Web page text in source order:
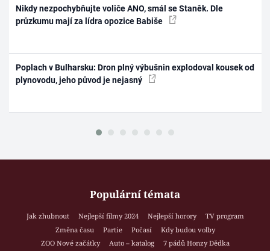
Nikdy nezpochybňujte voliče ANO, smál se Staněk. Dle
průzkumu mají za lídra opozice Babiše
Poplach v Bulharsku: Dron plný výbušnin explodoval kousek od
plynovodu, jeho původ je nejasný
Populární témata
Jak zhubnout Nejlepší filmy 2024 Nejlepší horory
TV program
Změna času
Partie Počasí
Kdy budou volby
ZOO Nové začátky
Auto – katalog
7 pádů Honzy Dědka